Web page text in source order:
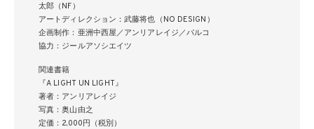
太郎（NF）
アートディレクション：武藤将也（NO DESIGN）
企画制作：亜洲中西屋／アンリアレイジ／パルコ
協力：ジールアソシエイツ
関連書籍
『A LIGHT UN LIGHT』
著者：アンリアレイジ
写真：奥山由之
定価：2,000円（税別）